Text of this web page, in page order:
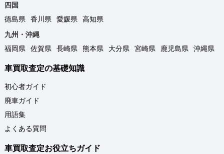
四国
徳島県
香川県 愛媛県
高知県
九州・沖縄
福岡県
佐賀県 長崎県 熊本県 大分県 宮崎県 鹿児島県 沖縄県
車買取査定の基礎知識
初心者ガイド
廃車ガイド
用語集
よくある質問
車買取査定お役立ちガイド